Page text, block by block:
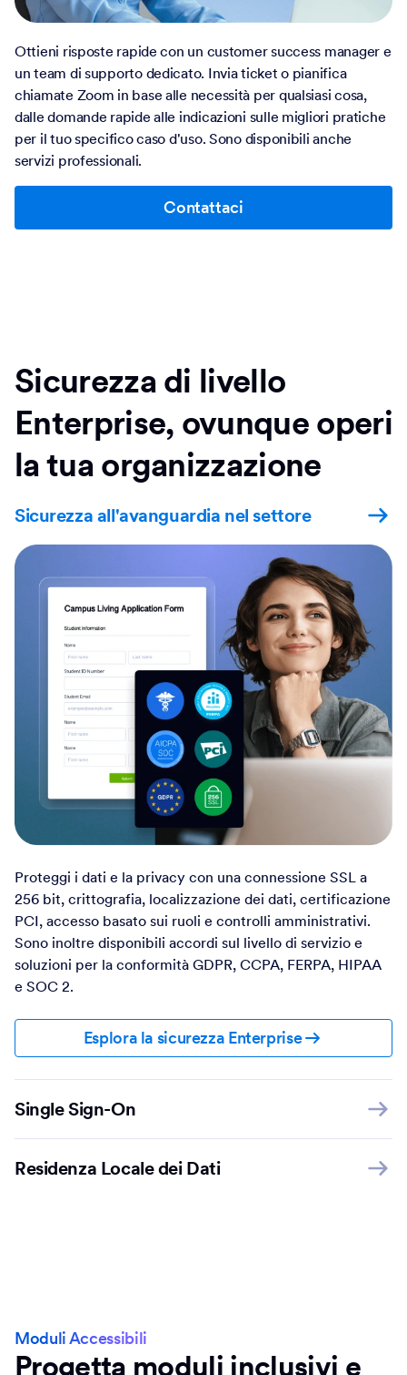
un team di supporto dedicato. Invia ticket o pianifica
chiamate Zoom in base alle necessità per qualsiasi cosa,
dalle domande rapide alle indicazioni sulle migliori pratiche
per il tuo specifico caso d'uso. Sono disponibili anche
servizi professionali.
Contattaci
Sicurezza di livello
Enterprise, ovunque operi
la tua organizzazione
256 bit, crittografia, localizzazione dei dati, certificazione
PCI, accesso basato sui ruoli e controlli amministrativi.
Sono inoltre disponibili accordi sul livello di servizio e
soluzioni per la conformità GDPR, CCPA, FERPA, HIPAA
e SOC 2.
Esplora la sicurezza Enterprise
Single Sign-On
Residenza Locale dei Dati
Progetta moduli inclusivi e